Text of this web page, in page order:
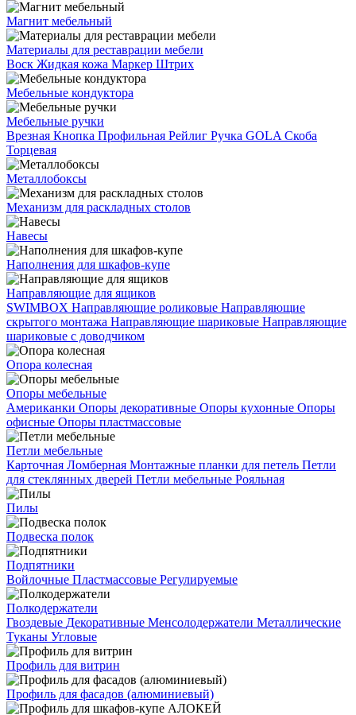
Магнит мебельный
Материалы для реставрации мебели
Воск Жидкая кожа Маркер Штрих
Мебельные кондуктора
Мебельные ручки
Врезная Кнопка Профильная Рейлиг Ручка GOLA Скоба
Торцевая
Металлобоксы
Механизм для раскладных столов
Навесы
Наполнения для шкафов-купе
Направляющие для ящиков
SWIMBOX Направляющие роликовые Направляющие
скрытого монтажа Направляющие шариковые Направляющие
шариковые с доводчиком
Опора колесная
Опоры мебельные
Американки Опоры декоративные Опоры кухонные Опоры
офисные Опоры пластмассовые
Петли мебельные
Карточная Ломберная Монтажные планки для петель Петли
для стеклянных дверей Петли мебельные Рояльная
Пилы
Подвеска полок
Подпятники
Войлочные Пластмассовые Регулируемые
Полкодержатели
Гвоздевые Декоративные Менсолодержатели Металлические
Туканы Угловые
Профиль для витрин
Профиль для фасадов (алюминиевый)